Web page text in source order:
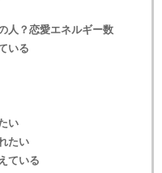
人？恋愛エネルギー数
いる
い
たい
ている